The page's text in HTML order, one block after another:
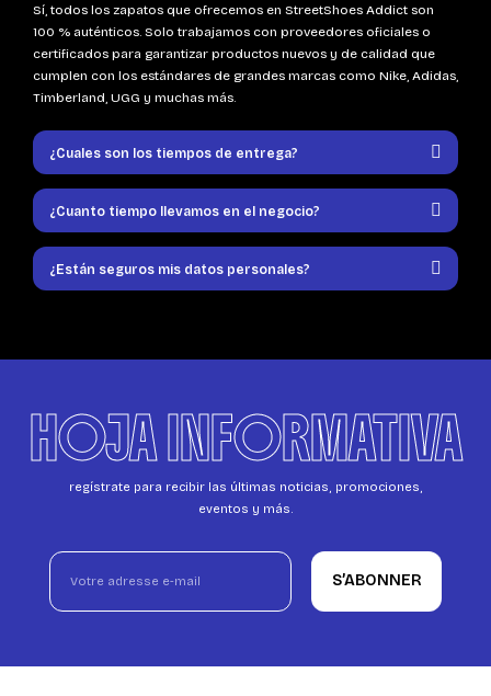
Sí, todos los zapatos que ofrecemos en StreetShoes Addict son
100 % auténticos. Solo trabajamos con proveedores oficiales o
certificados para garantizar productos nuevos y de calidad que
cumplen con los estándares de grandes marcas como Nike, Adidas,
Timberland, UGG y muchas más.
¿Cuales son los tiempos de entrega?
¿Cuanto tiempo llevamos en el negocio?
¿Están seguros mis datos personales?
HOJA INFORMATIVA
regístrate para recibir las últimas noticias, promociones,
eventos y más.
S’ABONNER